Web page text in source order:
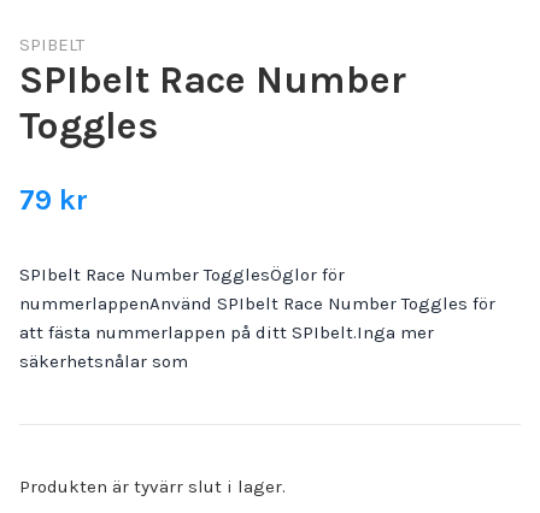
SPIBELT
SPIbelt Race Number
Toggles
79 kr
SPIbelt Race Number TogglesÖglor för
nummerlappenAnvänd SPIbelt Race Number Toggles för
att fästa nummerlappen på ditt SPIbelt.Inga mer
säkerhetsnålar som
Produkten är tyvärr slut i lager.